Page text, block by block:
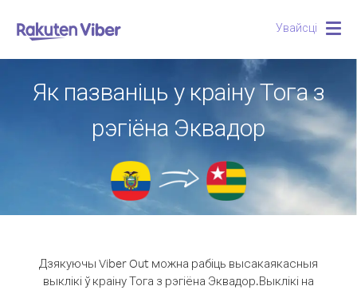
Увайсці
Як пазваніць у краіну Тога з
рэгіёна Эквадор
Дзякуючы Viber Out можна рабіць высакаякасныя
выклікі ў краіну Тога з рэгіёна Эквадор.Выклікі на